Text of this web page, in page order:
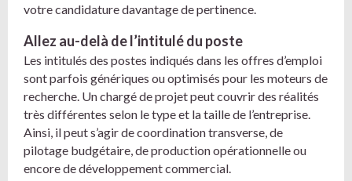
votre candidature davantage de pertinence.
Allez au-delà de l’intitulé du poste
Les intitulés des postes indiqués dans les offres d’emploi
sont parfois génériques ou optimisés pour les moteurs de
recherche. Un chargé de projet peut couvrir des réalités
très différentes selon le type et la taille de l’entreprise.
Ainsi, il peut s’agir de coordination transverse, de
pilotage budgétaire, de production opérationnelle ou
encore de développement commercial.